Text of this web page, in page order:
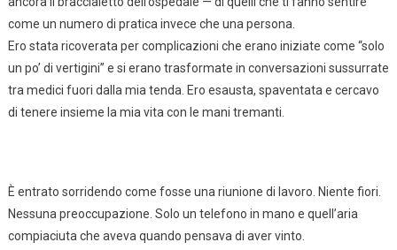
come un numero di pratica invece che una persona.
Ero stata ricoverata per complicazioni che erano iniziate come “solo
un po’ di vertigini” e si erano trasformate in conversazioni sussurrate
tra medici fuori dalla mia tenda. Ero esausta, spaventata e cercavo
di tenere insieme la mia vita con le mani tremanti.
È entrato sorridendo come fosse una riunione di lavoro. Niente fiori.
Nessuna preoccupazione. Solo un telefono in mano e quell’aria
compiaciuta che aveva quando pensava di aver vinto.